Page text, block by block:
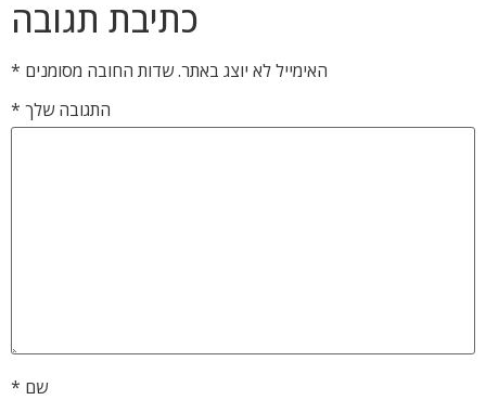
כתיבת תגובה
האימייל לא יוצג באתר.שדות החובה מסומנים *
התגובה שלך *
שם *